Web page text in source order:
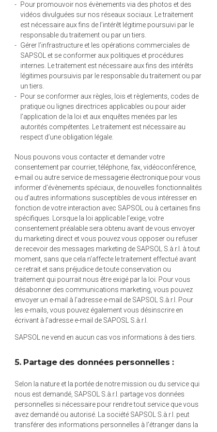
Pour promouvoir nos évènements via des photos et des
vidéos divulguées sur nos réseaux sociaux. Le traitement
est nécessaire aux fins de l’intérêt légitime poursuivi par le
responsable du traitement ou par un tiers.
Gérer l’infrastructure et les opérations commerciales de
SAPSOL et se conformer aux politiques et procédures
internes. Le traitement est nécessaire aux fins des intérêts
légitimes poursuivis par le responsable du traitement ou par
un tiers.
Pour se conformer aux règles, lois et règlements, codes de
pratique ou lignes directrices applicables ou pour aider
l’application de la loi et aux enquêtes menées par les
autorités compétentes. Le traitement est nécessaire au
respect d’une obligation légale.
Nous pouvons vous contacter et demander votre
consentement par courrier, téléphone, fax, vidéoconférence,
e-mail ou autre service de messagerie électronique pour vous
informer d’évènements spéciaux, de nouvelles fonctionnalités
ou d’autres informations susceptibles de vous intéresser en
fonction de votre interaction avec SAPSOL ou à certaines fins
spécifiques. Lorsque la loi applicable l’exige, votre
consentement préalable sera obtenu avant de vous envoyer
du marketing direct et vous pouvez vous opposer ou refuser
de recevoir des messages marketing de SAPSOL S.à.r.l. à tout
moment, sans que cela n’affecte le traitement effectué avant
ce retrait et sans préjudice de toute conservation ou
traitement qui pourrait nous être exigé par la loi. Pour vous
désabonner des communications marketing, vous pouvez
envoyer un e-mail à l’adresse e-mail de SAPSOL S.à.r.l. Pour
les e-mails, vous pouvez également vous désinscrire en
écrivant à l’adresse e-mail de SAPOSL S.à.r.l.
SAPSOL ne vend en aucun cas vos informations à des tiers.
5. Partage des données personnelles :
Selon la nature et la portée de notre mission ou du service qui
nous est demandé, SAPSOL S.à.r.l. partage vos données
personnelles si nécessaire pour rendre tout service que vous
avez demandé ou autorisé. La société SAPSOL S.à.r.l. peut
transférer des informations personnelles à l’étranger dans la